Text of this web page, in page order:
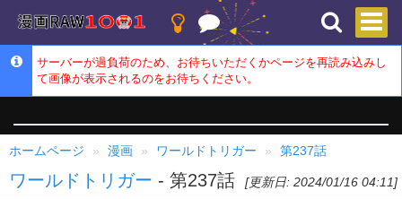
サーバーが過負荷のため、お待ちいただくかページを再読み込みし
て画像が表示されるのをお待ちください。
ホームページ 漫画 ワールドトリガー 第237話
ワールドトリガー - 第237話 [更新日: 2024/01/16 04:11]